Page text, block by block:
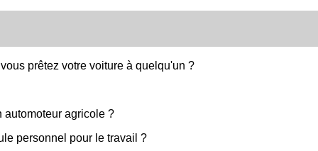
prêtez votre voiture à quelqu'un ?
automoteur agricole ?
personnel pour le travail ?